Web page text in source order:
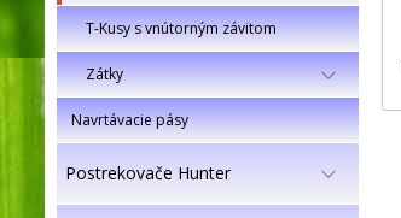
T-Kusy s vnútorným závitom
Zátky
Navrtávacie pásy
Postrekovače Hunter